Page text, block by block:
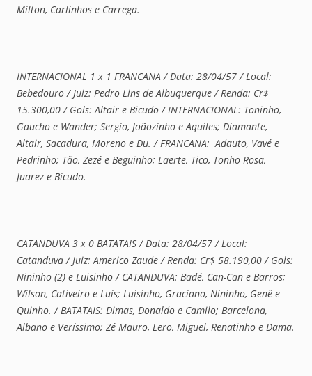
Milton, Carlinhos e Carrega.
INTERNACIONAL 1 x 1 FRANCANA / Data: 28/04/57 / Local:
Bebedouro / Juiz: Pedro Lins de Albuquerque / Renda: Cr$
15.300,00 / Gols: Altair e Bicudo / INTERNACIONAL: Toninho,
Gaucho e Wander; Sergio, Joãozinho e Aquiles; Diamante,
Altair, Sacadura, Moreno e Du. / FRANCANA: Adauto, Vavé e
Pedrinho; Tão, Zezé e Beguinho; Laerte, Tico, Tonho Rosa,
Juarez e Bicudo.
CATANDUVA 3 x 0 BATATAIS / Data: 28/04/57 / Local:
Catanduva / Juiz: Americo Zaude / Renda: Cr$ 58.190,00 / Gols:
Nininho (2) e Luisinho / CATANDUVA: Badé, Can-Can e Barros;
Wilson, Cativeiro e Luis; Luisinho, Graciano, Nininho, Genê e
Quinho. / BATATAIS: Dimas, Donaldo e Camilo; Barcelona,
Albano e Veríssimo; Zé Mauro, Lero, Miguel, Renatinho e Dama.